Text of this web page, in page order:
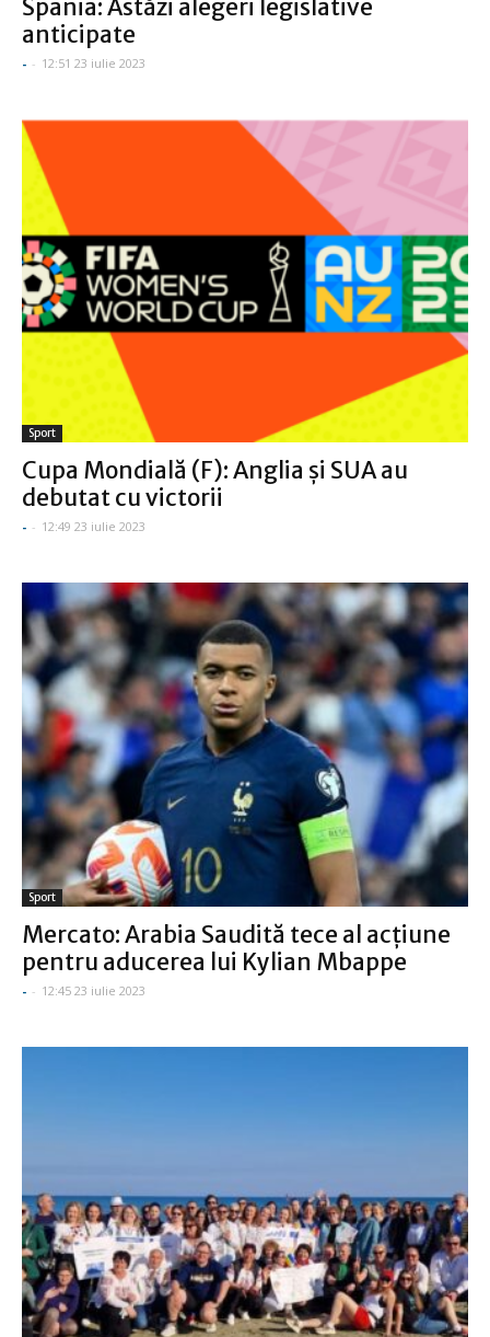
Spania: Astăzi alegeri legislative
anticipate
- - 12:51 23 iulie 2023
Sport
Cupa Mondială (F): Anglia şi SUA au
debutat cu victorii
- - 12:49 23 iulie 2023
Sport
Mercato: Arabia Saudită tece al acţiune
pentru aducerea lui Kylian Mbappe
- - 12:45 23 iulie 2023